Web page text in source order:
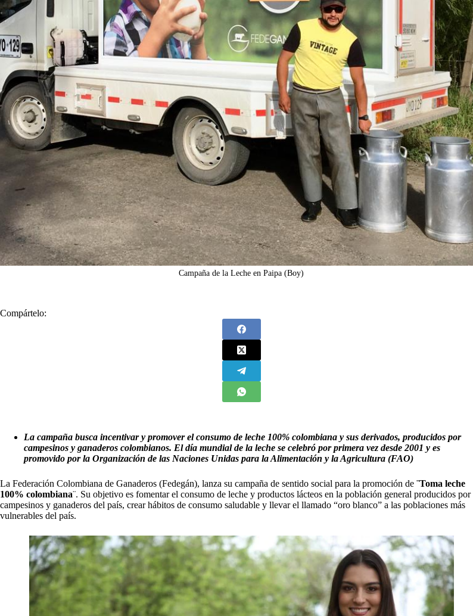
Campaña de la Leche en Paipa (Boy)
Compártelo:
La campaña busca incentivar y promover el consumo de leche 100% colombiana y sus derivados, producidos por
campesinos y ganaderos colombianos. El día mundial de la leche se celebró por primera vez desde 2001 y es
promovido por la Organización de las Naciones Unidas para la Alimentación y la Agricultura (FAO)
La Federación Colombiana de Ganaderos (Fedegán), lanza su campaña de sentido social para la promoción de ¨Toma leche
100% colombiana¨. Su objetivo es fomentar el consumo de leche y productos lácteos en la población general producidos por
campesinos y ganaderos del país, crear hábitos de consumo saludable y llevar el llamado “oro blanco” a las poblaciones más
vulnerables del país.